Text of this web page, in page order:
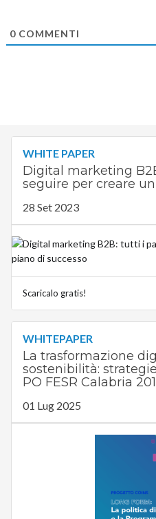
0COMMENTI
WHITE PAPER
Digital marketing
seguire per creare
28 Set 2023
Scaricalo gratis!
WHITEPAPER
La trasformazione
sostenibilità:
PO FESR Calabria
01 Lug 2025